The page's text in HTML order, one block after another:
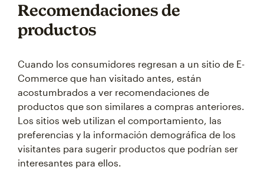
Recomendaciones de
productos
Cuando los consumidores regresan a un sitio de E-
Commerce que han visitado antes, están
acostumbrados a ver recomendaciones de
productos que son similares a compras anteriores.
Los sitios web utilizan el comportamiento, las
preferencias y la información demográfica de los
visitantes para sugerir productos que podrían ser
interesantes para ellos.